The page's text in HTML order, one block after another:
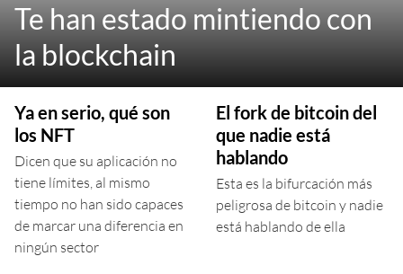
Te han estado mintiendo con
la blockchain
Ya en serio, qué son
los NFT
Dicen que su aplicación no
tiene límites, al mismo
tiempo no han sido capaces
de marcar una diferencia en
ningún sector
El fork de bitcoin del
que nadie está
hablando
Esta es la bifurcación más
peligrosa de bitcoin y nadie
está hablando de ella